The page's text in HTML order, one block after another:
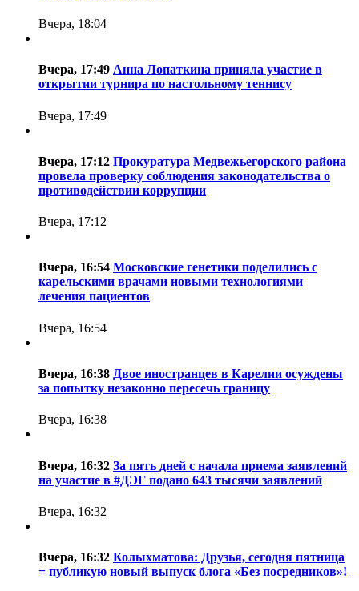
Вчера, 18:04
Вчера, 17:49 Анна Лопаткина приняла участие в
открытии турнира по настольному теннису
Вчера, 17:49
Вчера, 17:12 Прокуратура Медвежьегорского района
провела проверку соблюдения законодательства о
противодействии коррупции
Вчера, 17:12
Вчера, 16:54 Московские генетики поделились с
карельскими врачами новыми технологиями
лечения пациентов
Вчера, 16:54
Вчера, 16:38 Двое иностранцев в Карелии осуждены
за попытку незаконно пересечь границу
Вчера, 16:38
Вчера, 16:32 За пять дней с начала приема заявлений
на участие в #ДЭГ подано 643 тысячи заявлений
Вчера, 16:32
Вчера, 16:32 Колыхматова: Друзья, сегодня пятница
= публикую новый выпуск блога «Без посредников»!